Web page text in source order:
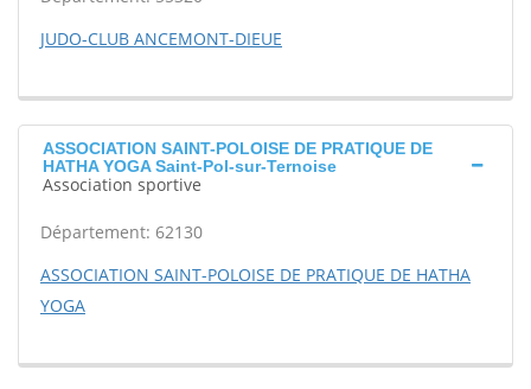
JUDO-CLUB ANCEMONT-DIEUE
ASSOCIATION SAINT-POLOISE DE PRATIQUE DE
HATHA YOGA Saint-Pol-sur-Ternoise
Association sportive
Département: 62130
ASSOCIATION SAINT-POLOISE DE PRATIQUE DE HATHA
YOGA